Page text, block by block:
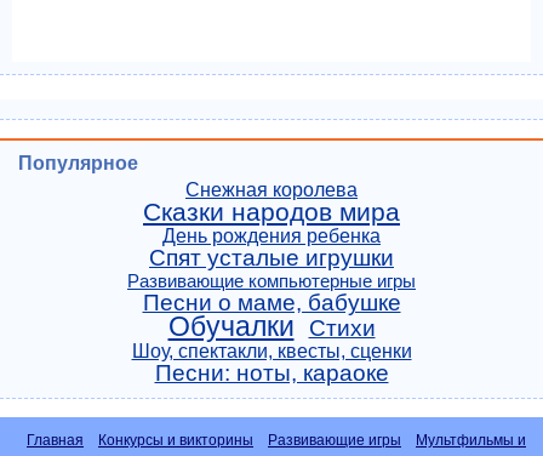
Популярное
Снежная королева
Сказки народов мира
День рождения ребенка
Спят усталые игрушки
Развивающие компьютерные игры
Песни о маме, бабушке
Обучалки Стихи
Шоу, спектакли, квесты, сценки
Песни: ноты, караоке
Главная Конкурсы и викторины Развивающие игры
Мультфильмы и